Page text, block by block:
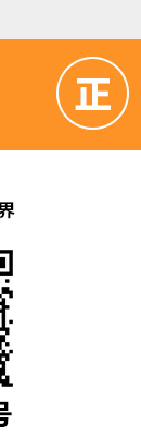
(4) 排针排
外壳&保护套
直流电机
传感器 (8)
电机 (58)